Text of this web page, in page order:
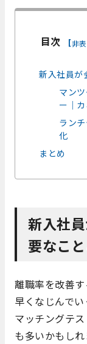
目次 [非
新入社員が
マン
ー｜
ラン
化
まとめ
新入社
要なこ
離職率を改善
早くなじんでい
マッチングテ
も多いかもし